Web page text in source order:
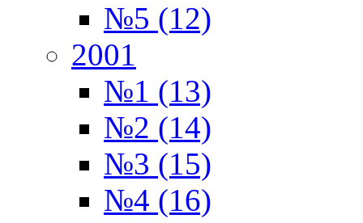
№5 (12)
2001
№1 (13)
№2 (14)
№3 (15)
№4 (16)